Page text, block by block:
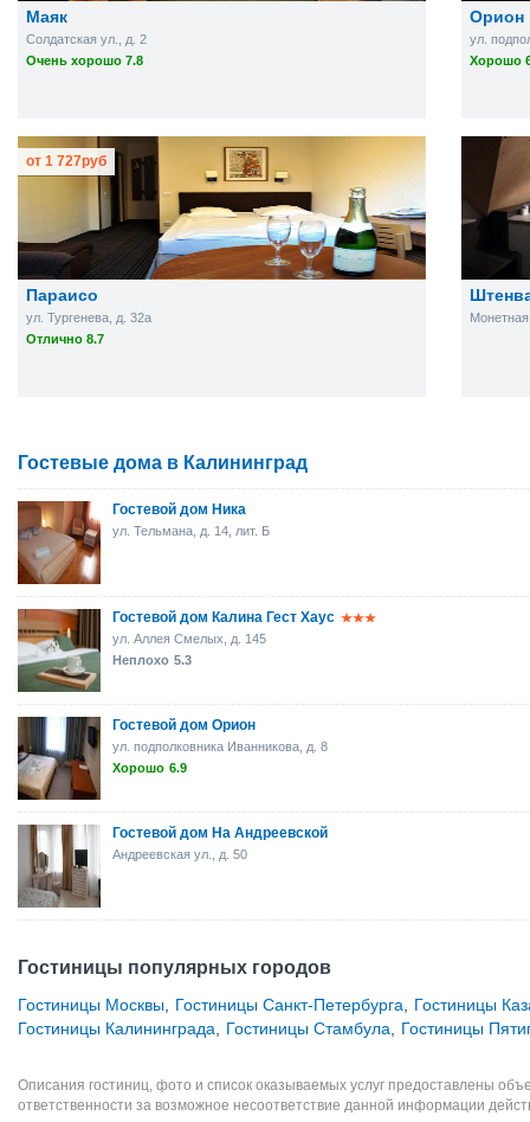
Маяк
Солдатская ул., д. 2
Очень хорошо 7.8
Орион
ул.
Хорошо
Параисо
ул. Тургенева, д. 32а
Отлично 8.7
от 1 727руб
Гостевые дома в Калининград
Гостевой дом Ника
ул. Тельмана, д. 14, лит. Б
Гостевой дом Калина Гест Хаус
ул. Аллея Смелых, д. 145
Неплохо 5.3
Гостевой дом Орион
ул. подполковника Иванникова, д. 8
Хорошо 6.9
Гостевой дом На Андреевской
Андреевская ул., д. 50
Гостиницы популярных городов
Гостиницы Москвы Гостиницы Санкт-Петербурга
Гостиницы
Гостиницы Калининграда
Гостиницы Стамбула Гостиницы
Описания гостиниц, фото и список оказываемых услуг предоставлены
ответственности за возможное несоответствие данной информации